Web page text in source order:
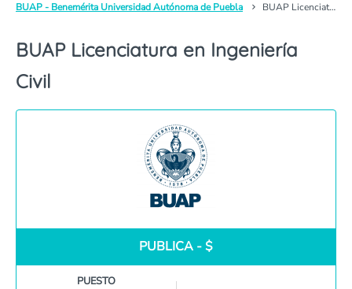
BUAP - Benemérita Universidad Autónoma de Puebla BUAP Licenciatura en Ingeniería Civil
BUAP Licenciatura en Ingeniería
Civil
PUBLICA - $
PUESTO